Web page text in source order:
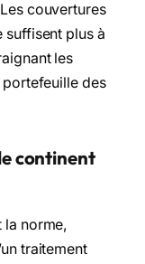
couvertures
suffisent plus à
les
des
continent
la norme,
traitement